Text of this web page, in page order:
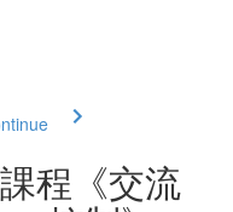
程《交流